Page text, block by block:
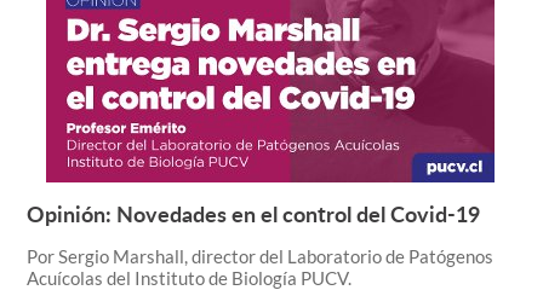
Leer más +
Opinión: Novedades en el control del Covid-19
Por Sergio Marshall, director del Laboratorio de Patógenos
Acuícolas del Instituto de Biología PUCV.